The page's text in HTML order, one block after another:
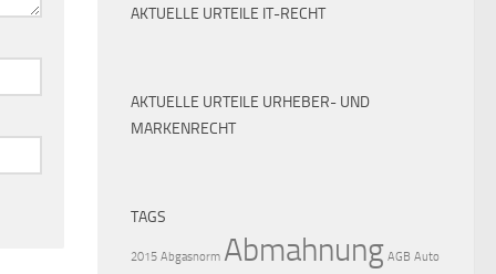
AKTUELLE URTEILE IT-RECHT
AKTUELLE URTEILE URHEBER- UND
MARKENRECHT
TAGS
2015 Abgasnorm Abmahnung AGB Auto